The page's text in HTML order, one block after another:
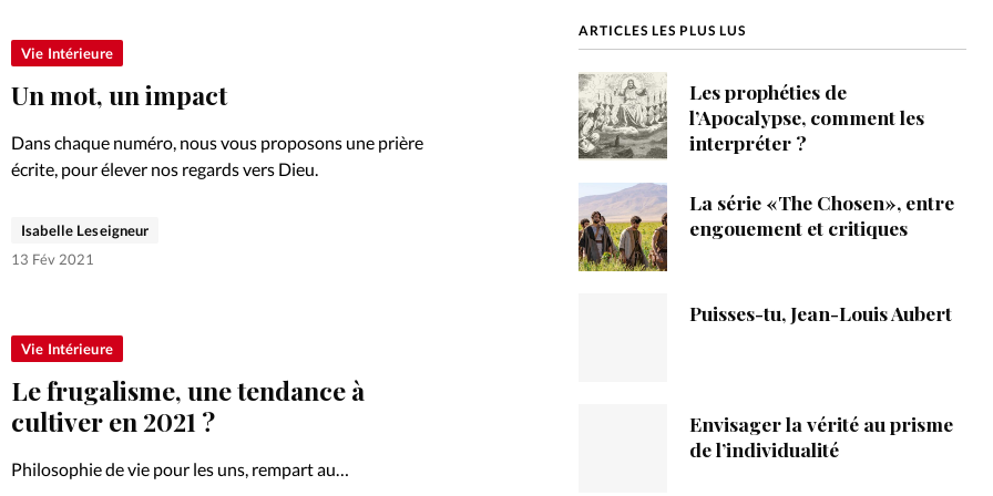
Opinions
Changemement d'adresse
Vie Intérieure
Un mot, un impact
Dans chaque numéro, nous vous proposons une prière
écrite, pour élever nos regards vers Dieu.
Isabelle Leseigneur
13 Fév 2021
Vie Intérieure
Le frugalisme, une tendance à
cultiver en 2021 ?
Philosophie de vie pour les uns, rempart au
ARTICLES LES PLUS LUS
Les prophéties de
l’Apocalypse, comment les
interpréter ?
La série «The Chosen», entre
engouement et critiques
Puisses-tu, Jean-Louis Aubert
Envisager la vérité au prisme
de l’individualité